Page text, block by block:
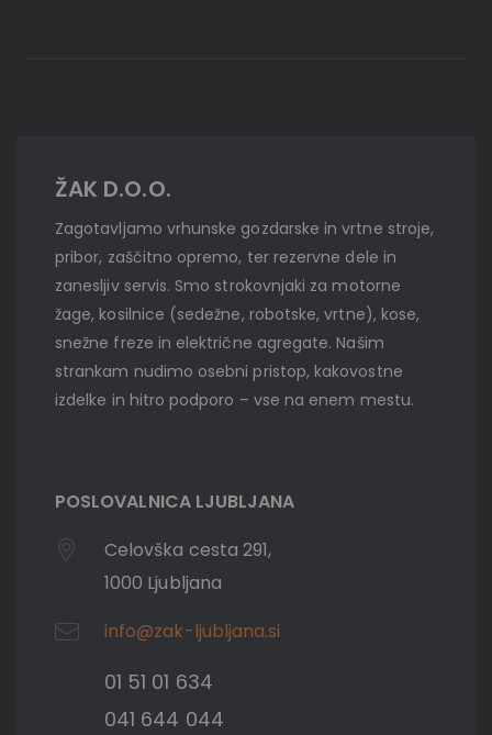
ŽAK D.O.O.
Zagotavljamo vrhunske gozdarske in vrtne stroje,
pribor, zaščitno opremo, ter rezervne dele in
zanesljiv servis. Smo strokovnjaki za motorne
žage, kosilnice (sedežne, robotske, vrtne), kose,
snežne freze in električne agregate. Našim
strankam nudimo osebni pristop, kakovostne
izdelke in hitro podporo – vse na enem mestu.
POSLOVALNICA LJUBLJANA
Celovška cesta 291,
1000 Ljubljana
info@zak-ljubljana.si
01 51 01 634
041 644 044